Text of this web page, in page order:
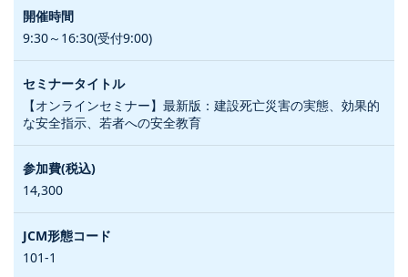
9:30～16:30(受付9:00)
【オンラインセミナー】最新版：建設死亡災害の実態、効果的
な安全指示、若者への安全教育
14,300
101-1